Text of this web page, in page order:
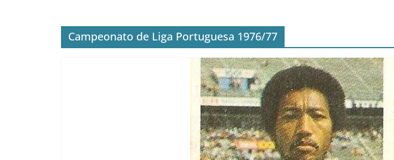
Campeonato de Liga Portuguesa 1976/77